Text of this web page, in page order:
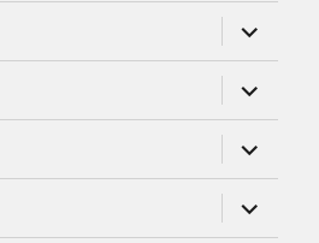
підменю
підменю
підменю
підменю